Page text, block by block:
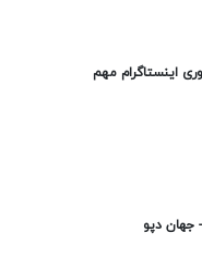
اینستاگرام مهم
جهان دپو